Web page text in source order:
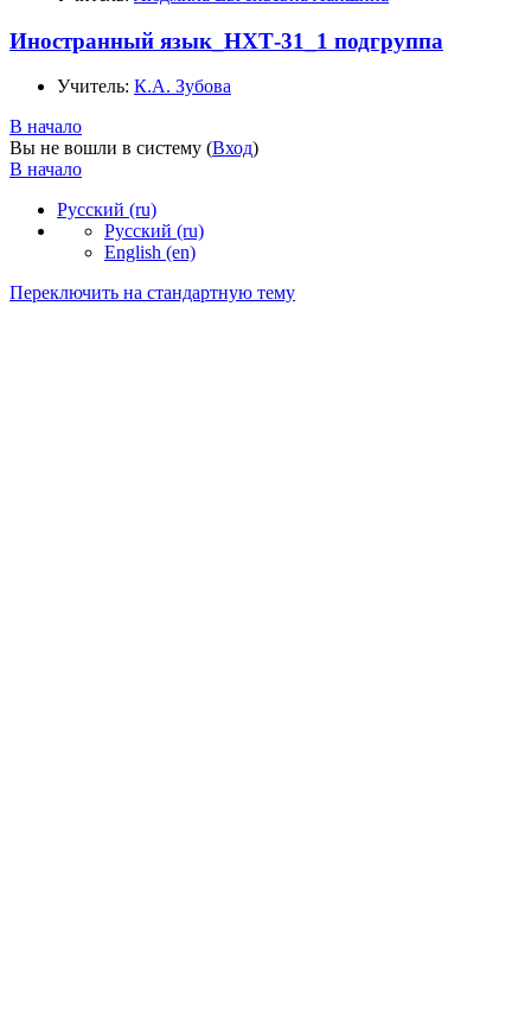
Иностранный язык_НХТ-31_1 подгруппа
Учитель: К.А. Зубова
В начало
Вы не вошли в систему (Вход)
В начало
Русский ‎(ru)‎
Русский ‎(ru)‎
English ‎(en)‎
Переключить на стандартную тему